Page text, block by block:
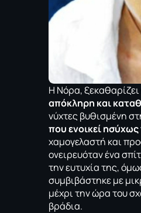
Η Νόρα,
απόκληρη και
νύχτες βυθισμένη
που ενοικεί
χαμογελαστή και
ονειρευόταν ένα
την ευτυχία της,
συμβιβάστηκε με
μέχρι την ώρα του
βράδια.